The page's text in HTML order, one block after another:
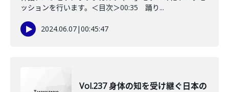
ッションを行います。＜目次＞00:35 踊り...
2024.06.07|00:45:47
Vol.237 身体の知を受け継ぐ日本の